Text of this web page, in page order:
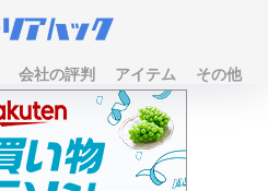
会社の評判 アイテム その他